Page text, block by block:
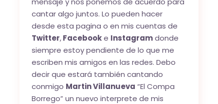
cantar algo juntos. Lo pueden hacer
desde esta pagina o en mis cuentas de
Twitter,Facebook e Instagramdonde
siempre estoy pendiente de lo que me
escriben mis amigos en las redes. Debo
decir que estará también cantando
conmigo Martin Villanueva “El Compa
Borrego” un nuevo interprete de mis